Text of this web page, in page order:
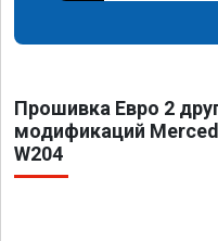
Прошивка Евро 2
модификаций
W204